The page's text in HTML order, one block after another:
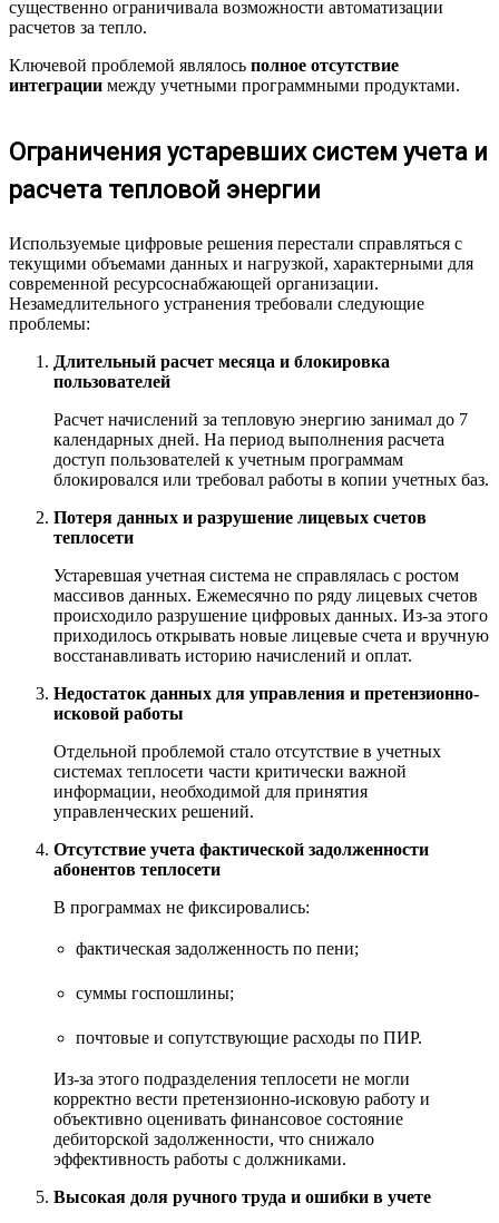
существенно ограничивала возможности автоматизации
расчетов за тепло.
Ключевой проблемой являлось полное отсутствие
интеграции между учетными программными продуктами.
Ограничения устаревших систем учета и
расчета тепловой энергии
Используемые цифровые решения перестали справляться с
текущими объемами данных и нагрузкой, характерными для
современной ресурсоснабжающей организации.
Незамедлительного устранения требовали следующие
проблемы:
Длительный расчет месяца и блокировка
пользователей
Расчет начислений за тепловую энергию занимал до 7
календарных дней. На период выполнения расчета
доступ пользователей к учетным программам
блокировался или требовал работы в копии учетных баз.
Потеря данных и разрушение лицевых счетов
теплосети
Устаревшая учетная система не справлялась с ростом
массивов данных. Ежемесячно по ряду лицевых счетов
происходило разрушение цифровых данных. Из-за этого
приходилось открывать новые лицевые счета и вручную
восстанавливать историю начислений и оплат.
Недостаток данных для управления и претензионно-
исковой работы
Отдельной проблемой стало отсутствие в учетных
системах теплосети части критически важной
информации, необходимой для принятия
управленческих решений.
Отсутствие учета фактической задолженности
абонентов теплосети
В программах не фиксировались:
фактическая задолженность по пени;
суммы госпошлины;
почтовые и сопутствующие расходы по ПИР.
Из-за этого подразделения теплосети не могли
корректно вести претензионно-исковую работу и
объективно оценивать финансовое состояние
дебиторской задолженности, что снижало
эффективность работы с должниками.
Высокая доля ручного труда и ошибки в учете